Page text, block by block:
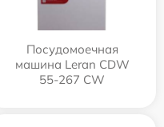
Посудомоечная
машина Leran CDW
55-267 CW